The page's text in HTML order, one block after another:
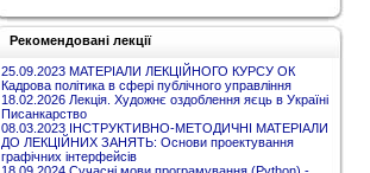
Рекомендовані лекції
25.09.2023 МАТЕРІАЛИ ЛЕКЦІЙНОГО КУРСУ ОК
Кадрова політика в сфері публічного управління
18.02.2026 Лекція. Художнє оздоблення яєць в Україні
Писанкарство
08.03.2023 ІНСТРУКТИВНО-МЕТОДИЧНІ МАТЕРІАЛИ
ДО ЛЕКЦІЙНИХ ЗАНЯТЬ: Основи проектування
графічних інтерфейсів